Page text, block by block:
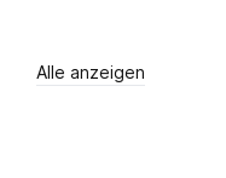
Alle anzeigen